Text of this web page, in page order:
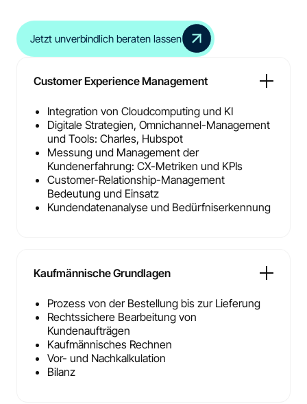
Jetzt unverbindlich beraten lassen
Customer Experience Management
Integration von Cloudcomputing und KI
Digitale Strategien, Omnichannel-Management
und Tools: Charles, Hubspot
Messung und Management der
Kundenerfahrung: CX-Metriken und KPIs
Customer-Relationship-Management
Bedeutung und Einsatz
Kundendatenanalyse und Bedürfniserkennung
Kaufmännische Grundlagen
Prozess von der Bestellung bis zur Lieferung
Rechtssichere Bearbeitung von
Kundenaufträgen
Kaufmännisches Rechnen
Vor- und Nachkalkulation
Bilanz